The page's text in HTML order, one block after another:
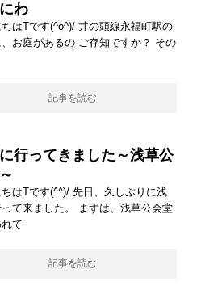
わ
ちはTです(^o^)/ 井の頭線永福町駅の
お庭があるの ご存知ですか？ その
記事を読む
行ってきました～浅草公
ちはTです(^^)/ 先日、久しぶりに浅
て来ました。 まずは、浅草公会堂
て
記事を読む